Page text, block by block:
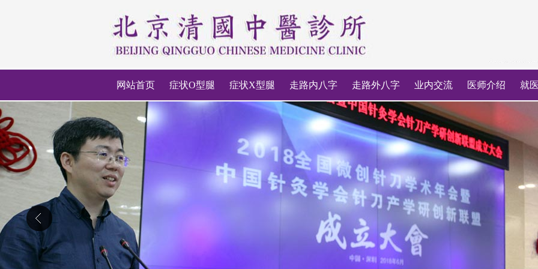
网站首页 症状O型腿 症状X型腿 走路内八字 走路外八字 业内交流 医师介绍 就